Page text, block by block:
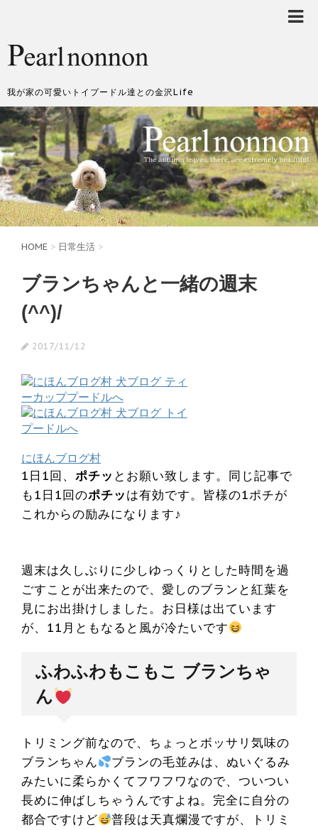
我が家の可愛いトイプードル達との金沢Life
HOME > 日常生活 >
ブランちゃんと一緒の週末
(^^)/
2017/11/12
にほんブログ村
1日1回、 ポチッ とお願い致します。同じ記事で
も1日1回のポチッは有効です。皆様の1ポチが
これからの励みになります♪
週末は久しぶりに少しゆっくりとした時間を過
ごすことが出来たので、愛しのブランと紅葉を
見にお出掛けしました。お日様は出ています
が、11月ともなると風が冷たいです
ふわふわもこもこ ブランちゃ
ん
トリミング前なので、ちょっとボッサリ気味の
ブランちゃん
ブランの毛並みは、ぬいぐるみ
みたいに柔らかくてフワフワなので、ついつい
長めに伸ばしちゃうんですよね。完全に自分の
都合ですけど
普段は天真爛漫ですが、トリミ